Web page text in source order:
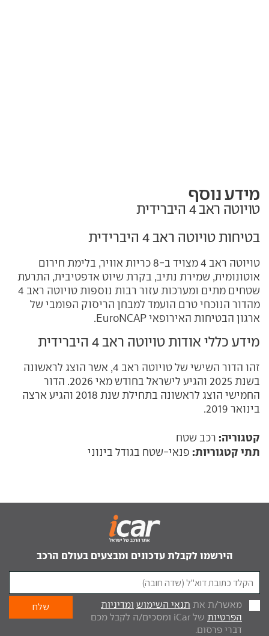
מידע נוסף
טויוטה ראב 4 היברידית
בטיחות טויוטה ראב 4 היברידית
טויוטה ראב 4 מצויד ב-8 כריות אוויר, בלימת חירום
אוטונומית, שמירת נתיב, בקרת שיוט אדפטיבית, התרעת
שטחים מתים ומערכות עזור רבות נוספות טויוטה ראב 4
מהדור הנוכחי טרם הועמד למבחן הריסוק הפומבי של
ארגון הבטיחות האירופאי EuroNCAP.
מידע כללי אודות טויוטה ראב 4 היברידית
זהו הדור השישי של טויוטה ראב 4, אשר הוצג לראשונה
בשנת 2025 והגיע לישראל בחודש מאי 2026. הדור
החמישי הוצג לראשונה בתחילת שנת 2018 והגיע ארצה
בינואר 2019.
קטגוריה: רכב שטח
תתי קטגוריות: פנאי-שטח בגודל בינוני
הירשמו לקבלת עדכונים ומבצעים בעולם הרכב
מאשר/ת את תנאי השימוש ומדיניות
הפרטיות
של iCar ומסכים/ה לקבל מכם
דברי פרסום.